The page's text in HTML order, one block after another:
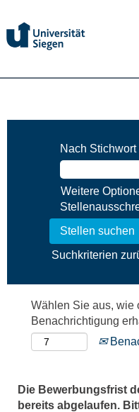
Nach Stichwort
Weitere
Suchkriterien
Wählen Sie aus, wie
Benachrichtigung
Die Bewerbungsfrist
bereits abgelaufen.